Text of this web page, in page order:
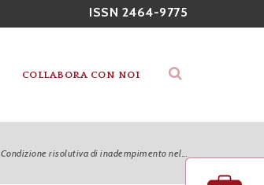
ISSN 2464-9775
COLLABORA CON NOI
Condizione risolutiva di inadempimento nel...